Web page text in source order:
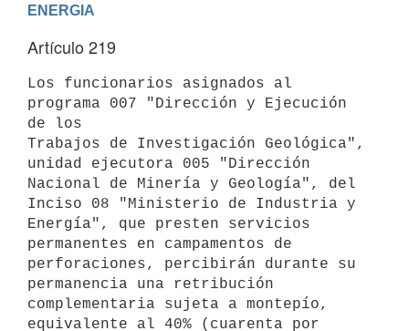
ENERGIA
Artículo 219
Los funcionarios asignados al
programa 007 "Dirección y Ejecución
de los
Trabajos de Investigación Geológica",
unidad ejecutora 005 "Dirección
Nacional de Minería y Geología", del
Inciso 08 "Ministerio de Industria y
Energía", que presten servicios
permanentes en campamentos de
perforaciones, percibirán durante su
permanencia una retribución
complementaria sujeta a montepío,
equivalente al 40% (cuarenta por